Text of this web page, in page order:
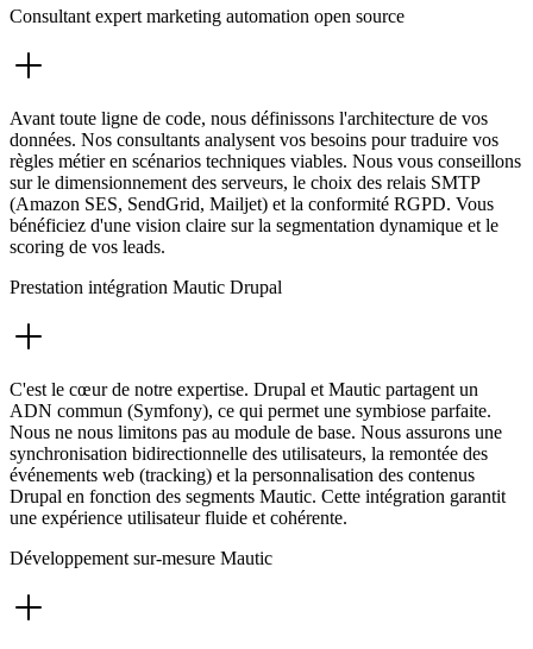
Consultant expert marketing automation open source
Avant toute ligne de code, nous définissons l'architecture de vos
données. Nos consultants analysent vos besoins pour traduire vos
règles métier en scénarios techniques viables. Nous vous conseillons
sur le dimensionnement des serveurs, le choix des relais SMTP
(Amazon SES, SendGrid, Mailjet) et la conformité RGPD. Vous
bénéficiez d'une vision claire sur la segmentation dynamique et le
scoring de vos leads.
Prestation intégration Mautic Drupal
C'est le cœur de notre expertise. Drupal et Mautic partagent un
ADN commun (Symfony), ce qui permet une symbiose parfaite.
Nous ne nous limitons pas au module de base. Nous assurons une
synchronisation bidirectionnelle des utilisateurs, la remontée des
événements web (tracking) et la personnalisation des contenus
Drupal en fonction des segments Mautic. Cette intégration garantit
une expérience utilisateur fluide et cohérente.
Développement sur-mesure Mautic